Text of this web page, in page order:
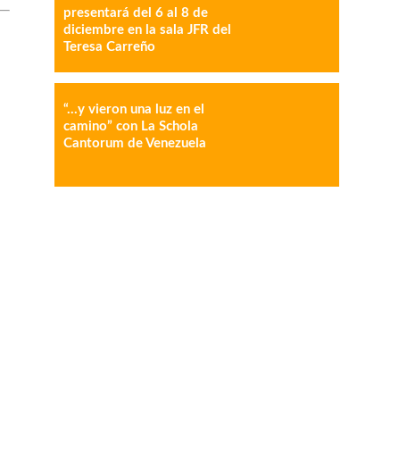
presentará del 6 al 8 de
diciembre en la sala JFR del
Teresa Carreño
“…y vieron una luz en el
camino” con La Schola
Cantorum de Venezuela